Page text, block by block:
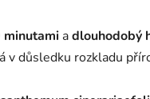
adlouhodobý
v důsledku rozkladu